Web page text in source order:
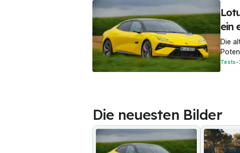
ein
Die
Tests-
Die neuesten Bilder